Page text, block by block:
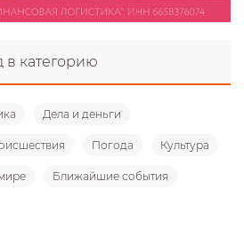
в категорию
Дела и деньги
Погода Культура
Ближайшие события